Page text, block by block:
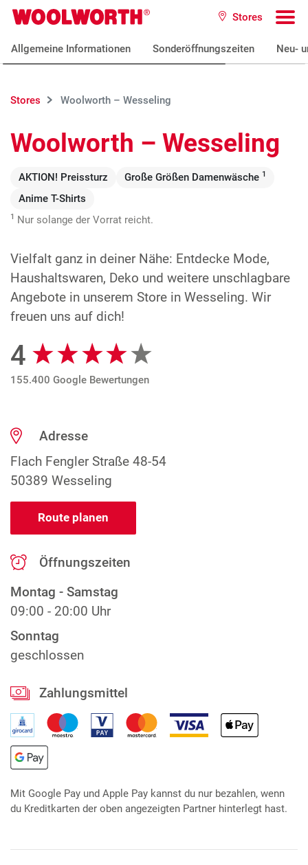
Zum Hauptinhalt
Woolworth GmbH Stores
Allgemeine Informationen Sonderöffnungszeiten Neu-
Stores Woolworth – Wesseling
Woolworth – Wesseling
AKTION! Preissturz Große Größen Damenwäsche 1
Anime T-Shirts
1 Nur solange der Vorrat reicht.
Vielfalt ganz in deiner Nähe: Entdecke Mode,
Haushaltswaren, Deko und weitere unschlagbare
Angebote in unserem Store in Wesseling. Wir
freuen uns auf dich!
Google Bewertungen
4
155.400 Google Bewertungen
Adresse
Flach Fengler Straße 48-54
50389 Wesseling
Route planen
Öffnungszeiten
Montag - Samstag
09:00 - 20:00 Uhr
Sonntag
geschlossen
Zahlungsmittel
Mit Google Pay und Apple Pay kannst du nur bezahlen, wenn
du Kreditkarten der oben angezeigten Partner hinterlegt hast.